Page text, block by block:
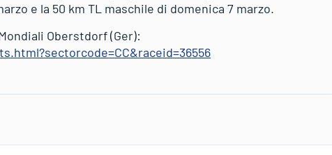
e la 50 km TL maschile di domenica 7 marzo.
Oberstdorf (Ger):